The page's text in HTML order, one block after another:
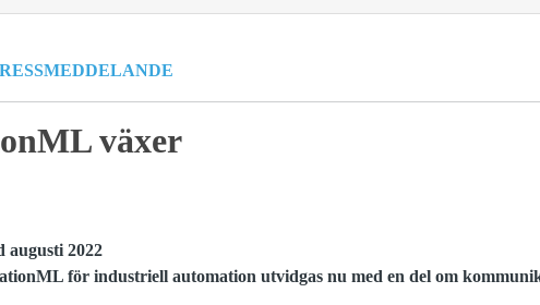
växer
augusti 2022
för industriell automation utvidgas nu med en del om